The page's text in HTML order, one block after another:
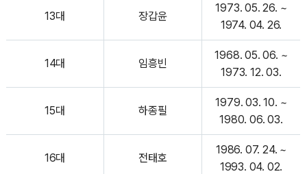
13대 장갑윤
1973. 05. 26. ~
1974. 04. 26.
14대 임흥빈
1968. 05. 06. ~
1973. 12. 03.
15대 하종필
1979. 03. 10. ~
1980. 06. 03.
16대 전태호
1986. 07. 24. ~
1993. 04. 02.